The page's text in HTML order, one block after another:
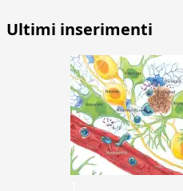
Ultimi inserimenti